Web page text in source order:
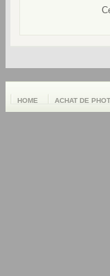
HOME ACHAT DE